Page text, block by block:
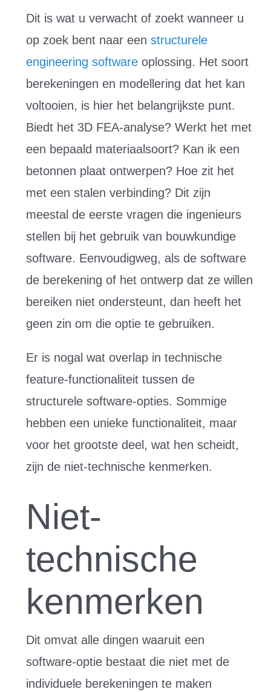
Dit is wat u verwacht of zoekt wanneer u
op zoek bent naar een structurele
engineering softwareoplossing. Het soort
berekeningen en modellering dat het kan
voltooien, is hier het belangrijkste punt.
Biedt het 3D FEA-analyse? Werkt het met
een bepaald materiaalsoort? Kan ik een
betonnen plaat ontwerpen? Hoe zit het
met een stalen verbinding? Dit zijn
meestal de eerste vragen die ingenieurs
stellen bij het gebruik van bouwkundige
software. Eenvoudigweg, als de software
de berekening of het ontwerp dat ze willen
bereiken niet ondersteunt, dan heeft het
geen zin om die optie te gebruiken.
Er is nogal wat overlap in technische
feature-functionaliteit tussen de
structurele software-opties. Sommige
hebben een unieke functionaliteit, maar
voor het grootste deel, wat hen scheidt,
zijn de niet-technische kenmerken.
Niet-
technische
kenmerken
Dit omvat alle dingen waaruit een
software-optie bestaat die niet met de
individuele berekeningen te maken